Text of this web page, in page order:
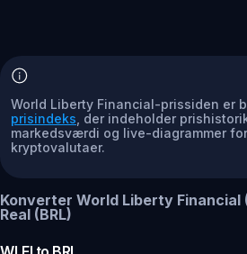
World Liberty Financial-prissiden er
prisindeks , der indeholder
markedsværdi og live-diagrammer
kryptovalutaer.
Konverter World Liberty Financial
Real (BRL)